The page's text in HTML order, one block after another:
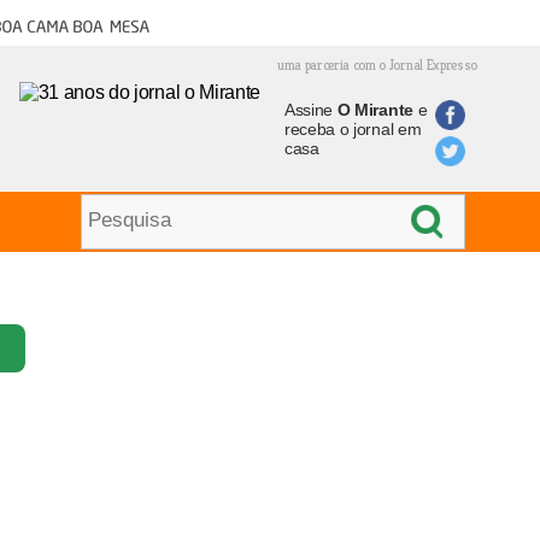
cama boa mesa
uma parceria com o Jornal Expresso
Assine O Mirantee
receba o jornal em
casa